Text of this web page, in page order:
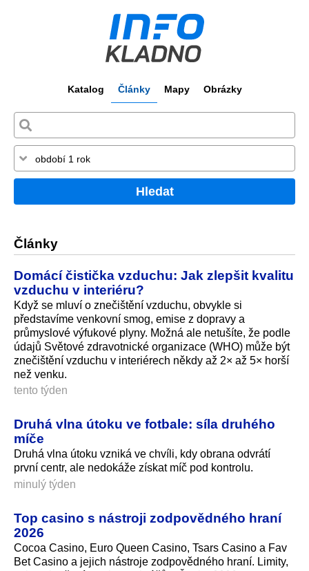
Katalog Články Mapy Obrázky
Hledat
Články
Domácí čistička vzduchu: Jak zlepšit kvalitu
vzduchu v interiéru?
Když se mluví o znečištění vzduchu, obvykle si
představíme venkovní smog, emise z dopravy a
průmyslové výfukové plyny. Možná ale netušíte, že podle
údajů Světové zdravotnické organizace (WHO) může být
znečištění vzduchu v interiérech někdy až 2× až 5× horší
než venku.
tento týden
Druhá vlna útoku ve fotbale: síla druhého
míče
Druhá vlna útoku vzniká ve chvíli, kdy obrana odvrátí
první centr, ale nedokáže získat míč pod kontrolu.
minulý týden
Top casino s nástroji zodpovědného hraní
2026
Cocoa Casino, Euro Queen Casino, Tsars Casino a Fav
Bet Casino a jejich nástroje zodpovědného hraní. Limity,